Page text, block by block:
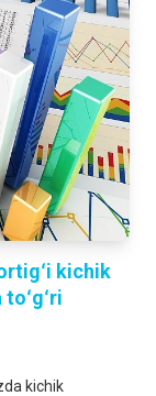
kichik
kichik